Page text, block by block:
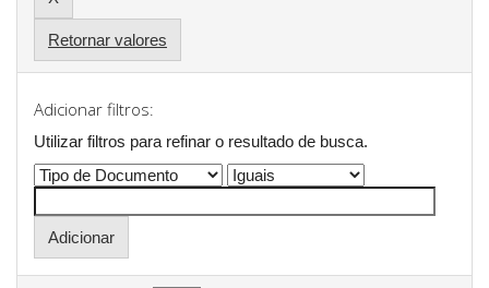
Retornar valores
Adicionar filtros:
Utilizar filtros para refinar o resultado de busca.